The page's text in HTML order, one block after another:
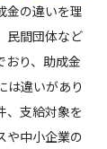
金の違いを理
民間団体など
おり、助成金
は違いがあり
、支給対象を
や中小企業の